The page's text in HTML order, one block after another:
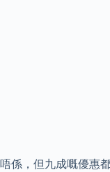
唔係，但九成嘅優惠